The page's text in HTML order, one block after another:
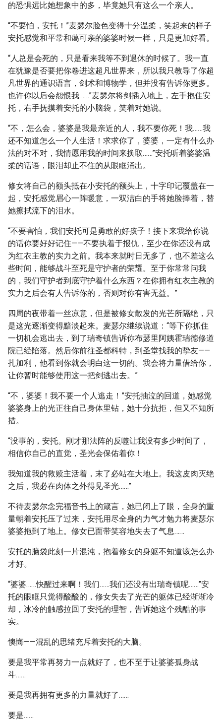
的恐惧远比她想象中的多，毕竟她只有这么一个亲人。
“不要怕，安托！”麦瑟尔脸色变得十分温柔，笑起来的样子
安托感觉和平常和蔼可亲的婆婆时候一样，只是更加好看。
“人总是会死的，只是看来我等不到退休的时候了。我一直
在犹豫是否要把你卷进这超凡世界来，所以我只教导了你超
凡世界的通识语言，剑术和博物学，但并没有告诉你更多。
也许你以后会怨恨我……”麦瑟尔将剑插入地上，左手抱住安
托，右手抚摸着安托的小脑袋，笑着对她说。
“不，怎么会，婆婆是我最亲近的人，我不要你死！我……我
还不知道怎么一个人生活！求求你了，婆婆，一定有什么办
法的对不对，我情愿用我的时间来换取……”安托听着婆婆温
柔的话语，眼泪却止不住的从眼眶涌出。
修女将自己的额头抵在小安托的额头上，十字印记覆盖在一
起，安托感觉眉心一阵暖意，一双洁白的手将她脸捧着，替
她擦拭流下的泪水。
“不要害怕，我们安托可是勇敢的好孩子！接下来我给你说
的话你要好好记住——不要执着于报仇，至少在你还没有成
为红衣主教的实力之前。我本来就时日无多了，也不差这么
些时间，能够战斗至死是守护者的荣耀。至于你常常问我
的，我们守护者到底守护着什么东西？在你拥有红衣主教的
实力之后会有人告诉你的，否则对你有害无益。”
四周的夜带着一丝凉意，但是被修女散发的光芒所隔绝，只
是这光逐渐变得黯淡起来。麦瑟尔继续说道：“等下你抓住
一切机会逃出去，到了瑞奇镇告诉你布瑟里阿姨霍瑞德修道
院已经陷落。然后你前往圣都科特，到圣堂找我的挚友——
扎加利，他看到你就会明白这一切的。我会将力量借给你，
让你暂时能够使用这一把剑逃出去。”
“不，婆婆！我不要一个人逃走！”安托抽泣的回道，她感觉
婆婆身上的光正往自己身体里钻，她十分抗拒，但又不知所
措。
“没事的，安托。刚才那法阵的反噬让我没有多少时间了，
相信你自己的直觉，圣光会保佑着你！
我知道我的救赎主活着，末了必站在大地上。我这皮肉灭绝
之后，我必在肉体之外得见圣光……”
不待麦瑟尔念完福音书上的箴言，她已闭上了眼，全身的重
量朝着安托压了过来，安托用尽全身的力气才勉力将麦瑟尔
婆婆拖到了地上。修女已面带笑容地失去了气息……
安托的脑袋此刻一片混沌，抱着修女的身躯不知道该怎么办
才好。
“婆婆……快醒过来啊！我们……我们还没有出瑞奇镇呢……”安
托的眼眶只觉得酸酸的，修女失去了光芒的躯体已经渐渐冷
却，冰冷的触感拉回了安托的理智，告诉她这个残酷的事
实。
懊悔——混乱的思绪充斥着安托的大脑。
要是我平常再努力一点就好了，也不至于让婆婆孤身战
斗……
要是我再拥有更多的力量就好了……
要是……